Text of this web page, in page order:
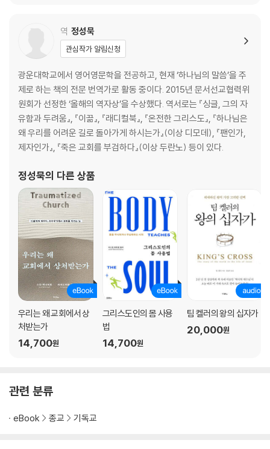
역 정성묵
관심작가 알림신청
광운대학교에서 영어영문학을 전공하고, 현재 ‘하나님의 말씀’을 주
제로 하는 책의 전문 번역가로 활동 중이다. 2015년 문서선교협력위
원회가 선정한 ‘올해의 역자상’을 수상했다. 역서로는 『싱글, 그의 자
유함과 두려움』, 『이끎』, 『래디컬북』, 『온전한 그리스도』, 『하나님은
왜 우리를 어려운 길로 돌아가게 하시는가』(이상 디모데), 『팬인가,
제자인가』, 『죽은 교회를 부검하다』(이상 두란노) 등이 있다.
정성묵의 다른 상품
우리는 왜 교회에서 상
처받는가
14,700원
그리스도인의 몸 사용
법
14,700원
팀 켈러의 왕의 십자가
20,000원
관련 분류
eBook 종교 기독교